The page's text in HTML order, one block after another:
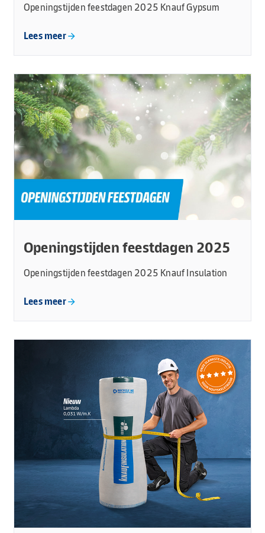
Openingstijden feestdagen 2025 Knauf Gypsum
Lees meer
Openingstijden feestdagen 2025
Openingstijden feestdagen 2025 Knauf Insulation
Lees meer